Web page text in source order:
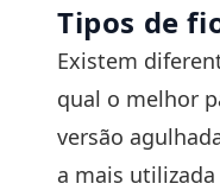
Tipos de
Existem
qual o melhor
versão
a mais